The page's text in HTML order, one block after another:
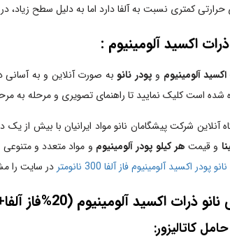
حرارتی کمتری نسبت به آلفا دارد اما به دلیل سطح
اکسید آلومینیوم :
آلومینیوم و پودر نانو به صورت آنلاین و به
شده است کلیک نمایید تا راهنمای تصویری و مرحله به
آنلاین شرکت پیشگامان نانو مواد ایرانیان با بیش
و قیمت هر کیلو پودر آلومینیوم و مواد متعدد و
نانو پودر اکسید آلومینیوم فاز آلفا 300 نانومتر در سایت را
اکسید آلومینیوم (20%فاز آلفا+80%فاز گاما
حامل کاتالیزور: